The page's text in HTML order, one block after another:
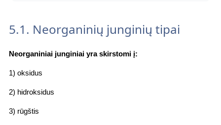
5.1. Neorganinių junginių tipai
Neorganiniai junginiai yra skirstomi į:
1) oksidus
2) hidroksidus
3) rūgštis